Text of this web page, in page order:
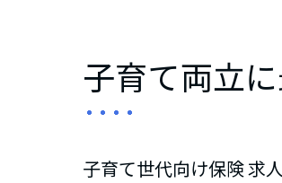
子育て両立
子育て世代向け保険 求